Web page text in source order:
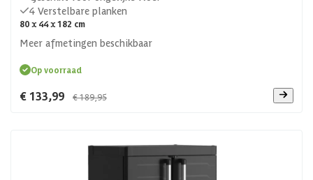
4 Verstelbare planken
80 x 44 x 182 cm
Meer afmetingen beschikbaar
Op voorraad
€ 133,99 € 189,95